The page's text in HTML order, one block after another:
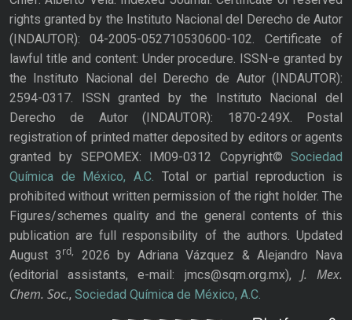
rights granted by the Instituto Nacional del Derecho de Autor
(INDAUTOR): 04-2005-052710530600-102. Certificate of
lawful title and content: Under procedure. ISSN-e granted by
the Instituto Nacional del Derecho de Autor (INDAUTOR):
2594-0317. ISSN granted by the Instituto Nacional del
Derecho de Autor (INDAUTOR): 1870-249X. Postal
registration of printed matter deposited by editors or agents
granted by SEPOMEX: IM09-0312 Copyright© Sociedad
Química de México, A.C. Total or partial reproduction is
prohibited without written permission of the right holder. The
Figures/schemes quality and the general contents of this
publication are full responsibility of the authors. Updated
August 3rd,
2026 by Adriana Vázquez & Alejandro Nava
(editorial assistants, e-mail: jmcs@sqm.org.mx), J. Mex.
Chem. Soc., Sociedad Química de México, A.C.